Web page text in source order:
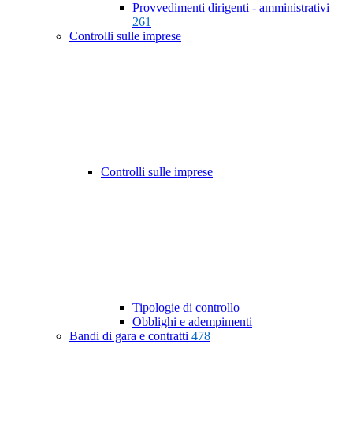
Provvedimenti dirigenti - amministrativi
261
Controlli sulle imprese
Controlli sulle imprese
Tipologie di controllo
Obblighi e adempimenti
Bandi di gara e contratti 478